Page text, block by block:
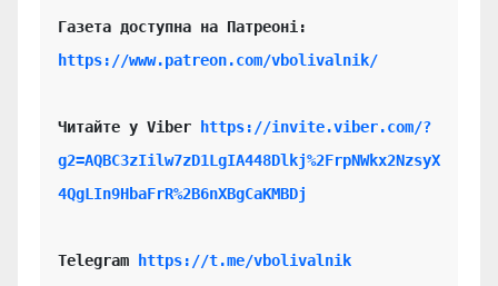
https://www.patreon.com/vbolivalnik/
Читайте у Viber
https://invite.viber.com/?
g2=AQBC3zIilw7zD1LgIA448Dlkj%2FrpNWkx2NzsyX
4QgLIn9HbaFrR%2B6nXBgCaKMBDj
Telegram https://t.me/vbolivalnik